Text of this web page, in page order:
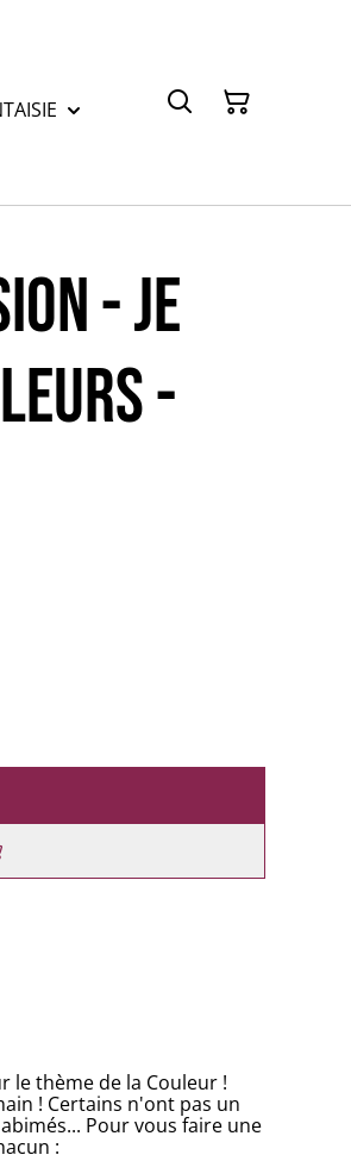
- JE
-
le thème de la Couleur !
! Certains n'ont pas un
Pour vous faire une
: